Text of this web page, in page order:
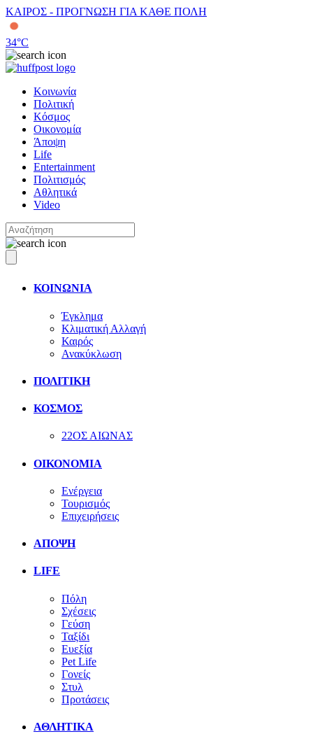
ΚΑΙΡΟΣ - ΠΡΟΓΝΩΣΗ ΓΙΑ ΚΑΘΕ ΠΟΛΗ
34°C
Κοινωνία
Πολιτική
Κόσμος
Οικονομία
Άποψη
Life
Entertainment
Πολιτισμός
Αθλητικά
Video
ΚΟΙΝΩΝΙΑ
Έγκλημα
Κλιματική Αλλαγή
Καιρός
Ανακύκλωση
ΠΟΛΙΤΙΚΗ
ΚΟΣΜΟΣ
22ΟΣ ΑΙΩΝΑΣ
ΟΙΚΟΝΟΜΙΑ
Ενέργεια
Τουρισμός
Επιχειρήσεις
ΑΠΟΨΗ
LIFE
Πόλη
Σχέσεις
Γεύση
Ταξίδι
Ευεξία
Pet Life
Γονείς
Στυλ
Προτάσεις
ΑΘΛΗΤΙΚΑ